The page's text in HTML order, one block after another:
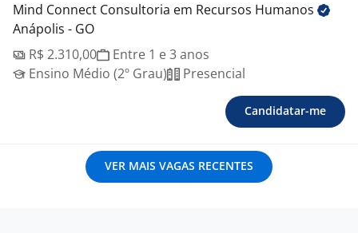
Mind Connect Consultoria em Recursos Humanos
Anápolis - GO
R$ 2.310,00
Entre 1 e 3 anos
Ensino Médio (2º Grau)
Presencial
Candidatar-me
VER MAIS VAGAS RECENTES